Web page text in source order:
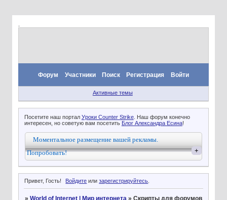
Форум Участники Поиск Регистрация Войти
Активные темы
Посетите наш портал Уроки Counter Strike. Наш форум конечно
интересен, но советую вам посетить Блог Александра Есина!
Моментальное размещение вашей рекламы.
Попробовать!
+
Привет, Гость! Войдите илизарегистрируйтесь.
» World of Internet | Мир интернета » Скрипты для форумов